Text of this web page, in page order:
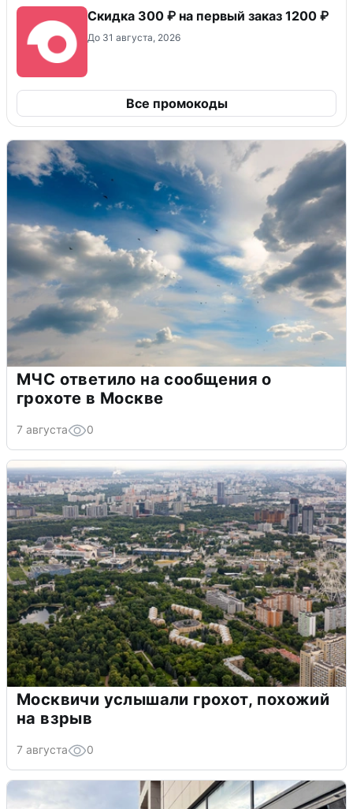
Скидка 300 ₽ на первый заказ 1200 ₽
До 31 августа, 2026
Все промокоды
МЧС ответило на сообщения о
грохоте в Москве
7 августа 0
Москвичи услышали грохот, похожий
на взрыв
7 августа 0